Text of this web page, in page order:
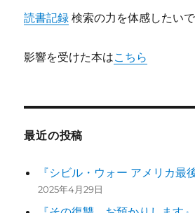
読書記録 検索の力を体感したいで
影響を受けた本はこちら
最近の投稿
『シビル・ウォー アメリカ最
2025年4月29日